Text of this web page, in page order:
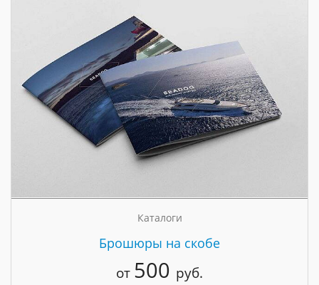
Каталоги
Брошюры на скобе
от 500 руб.